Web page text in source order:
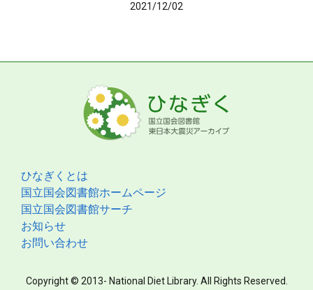
2021/12/02
ひなぎくとは
国立国会図書館ホームページ
国立国会図書館サーチ
お知らせ
お問い合わせ
Copyright © 2013- National Diet Library. All Rights Reserved.